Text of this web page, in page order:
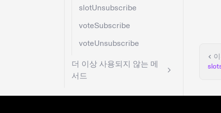
slotUnsubscribe
voteSubscribe
voteUnsubscribe
더 이상 사용되지 않는 메
서드